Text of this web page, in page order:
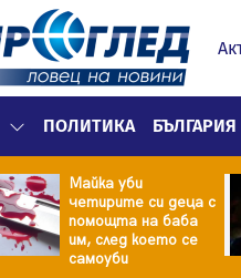
ПОЛИТИКА БЪЛГАРИЯ
Майка уби
четирите си деца с
помощта на баба
им, след което се
самоуби